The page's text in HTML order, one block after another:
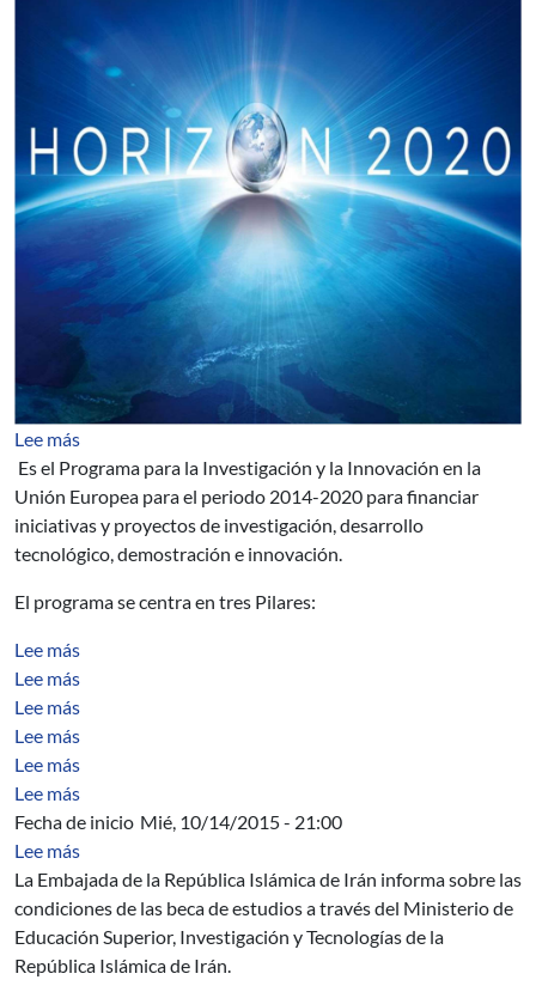
Lee mássobre PROGRAMA HORIZONTE 2020 (H2020) DE
Es el Programa para la Investigación y la Innovación en la
Unión Europea para el periodo 2014-2020 para financiar
iniciativas y proyectos de investigación, desarrollo
tecnológico, demostración e innovación.
El programa se centra en tres Pilares:
Lee mássobre Generación automática de casos de prueba -
Lee mássobre Mejora de la calidad de los prototipos
Lee mássobre CFGViewer: Visualizador gráfico del flujo de
Lee mássobre Análisis y ejemplos de la taxonomía de defectos
Lee mássobre Uso del Currículo GSwE2009 en la Universidad
Lee mássobre Un Estudio de la Calidad de los Datos
Fecha de inicio Mié, 10/14/2015 - 21:00
Lee mássobre Becas de estudio del Ministerio de Educación
La Embajada de la República Islámica de Irán informa sobre las
condiciones de las beca de estudios a través del Ministerio de
Educación Superior, Investigación y Tecnologías de la
República Islámica de Irán.